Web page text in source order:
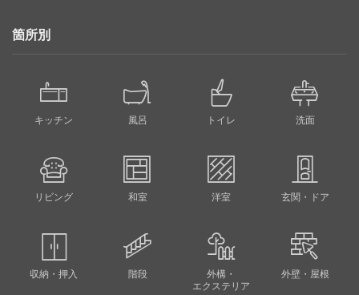
箇所別
キッチン 風呂 トイレ 洗面
リビング 和室 洋室 玄関・ドア
収納・押入 階段
外構・
エクステリア
外壁・屋根